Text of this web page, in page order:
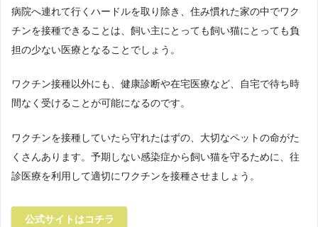
病院へ連れて行くハードルを取り除き、住み慣れた家の中でワク
チンを接種できることは、飼い主にとっても飼い猫にとっても負
担の少ない医療となることでしょう。
ワクチン接種以外にも、健康診断や在宅医療など、自宅で待ち時
間なく受けることが可能になるのです。
ワクチンを接種していたら守れたはずの、大切なペットの命がた
くさんあります。予期しない感染症から飼い猫を守るために、往
診医療を利用して適切にワクチンを接種させましょう。
公式サイトはコチラ